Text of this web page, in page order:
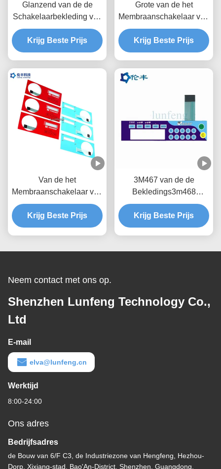
Glanzend van de de
Schakelaarbekleding van
het Oppervlakte Tastbaar
Membraan Transparant
LCD Venster
Krijg Beste Prijs
Grote van de het
Membraanschakelaar van
de Vensterfpc Kabel
LEIDENE van de de
Bekledingsdouane LGF
Krijg Beste Prijs
Van de het
Membraanschakelaar van
de Custumedrukknop de
Bekleding van de het
Toetsenbordral Kleur
Krijg Beste Prijs
3M467 van de de
Bekledings3m468
Beveiliging van de
membraanschakelaar de
Bekleding van het de
Krijg Beste Prijs
Neem contact met ons op.
Shenzhen Lunfeng Technology Co.,
Ltd
E-mail
elva@lunfeng.cn
Werktijd
8:00-24:00
Ons adres
Bedrijfsadres
de Bouw van 6/F C3, de Industriezone van Hengfeng, Hezhou-
Dorp, Xixiang-stad, Bao'An-District, Shenzhen, Guangdong,